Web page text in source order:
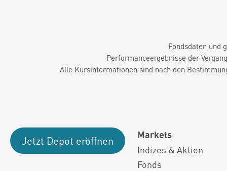
Fondsdaten und
Performanceergebnisse der
Alle Kursinformationen sind nach den
Jetzt Depot eröffnen
Markets
Indizes & Aktien
Fonds